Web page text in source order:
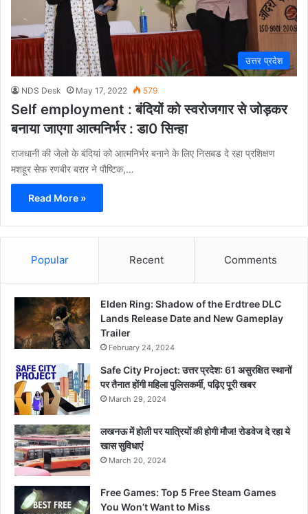
उत्तर प्रदेश
NDS Desk May 17, 2022 579
Self employment : बंदियों को स्वरोजगार से जोड़कर
बनाया जाएगा आत्मनिर्भर : डा0 सिन्हा
राजधानी की जेलो के बंदियां को आत्मनिर्भर बनाने के लिए निसबड दे रहा प्रशिक्षण
मशहूर सेफ रणबीर बरार ने पौष्टिक,…
Read More »
Popular Recent Comments
Elden Ring: Shadow of the Erdtree DLC
Lands Release Date and New Gameplay
Trailer
February 24, 2024
Safe City Project: उत्तर प्रदेश: 61 असुरक्षित स्थानों
पर तैनात होंगी महिला पुलिसकर्मी, पढ़िए पूरी खबर
March 29, 2024
लखनऊ में होली पर यात्रियों की होगी मौज! रोडवेज दे रहा ये
खास सुविधाएं
March 20, 2024
Free Games: Top 5 Free Steam Games
You Won’t Want to Miss